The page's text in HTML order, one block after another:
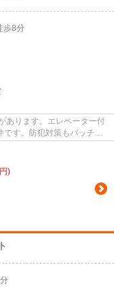
歩8分
あります。エレベーター付
です。防犯対策もバッチリ
)